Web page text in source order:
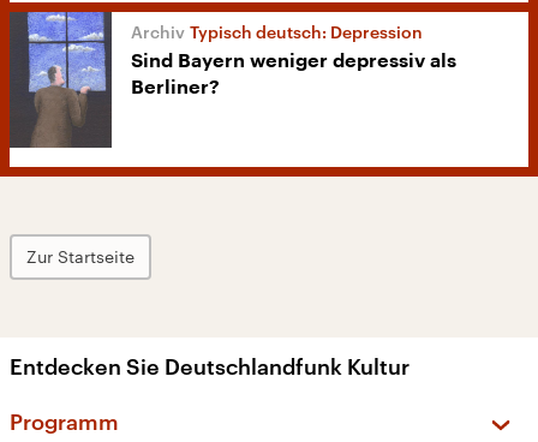
Typisch deutsch: Depression
Sind Bayern weniger depressiv als
Berliner?
Zur Startseite
Entdecken Sie Deutschlandfunk Kultur
Programm